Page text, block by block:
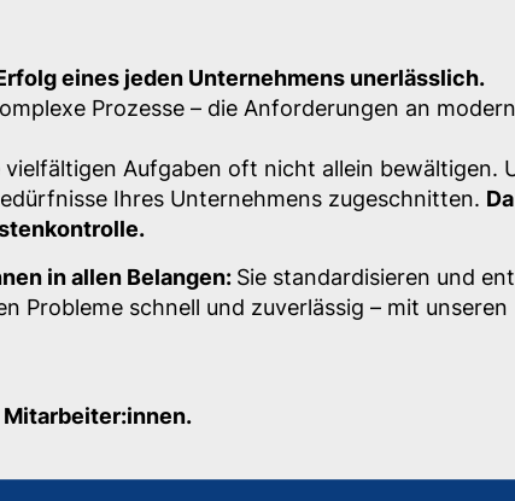
eines jeden Unternehmens unerlässlich.
Prozesse – die Anforderungen an
Aufgaben oft nicht allein bewältigen.
Ihres Unternehmens zugeschnitten.
in allen Belangen: Sie standardisieren und
Probleme schnell und zuverlässig – mit
Mitarbeiter:innen.